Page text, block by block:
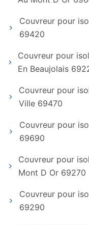
Couvreur pour
69420
Couvreur pour
En Beaujolais
Couvreur pour
Ville 69470
Couvreur pour
69690
Couvreur pour
Mont D Or 69270
Couvreur pour
69290